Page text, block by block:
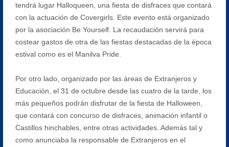
tendrá lugar Halloqueen, una fiesta de disfraces que contará
con la actuación de Covergirls. Este evento está organizado
por la asociación Be Yourself. La recaudación servirá para
costear gastos de otra de las fiestas destacadas de la época
estival como es el Manilva Pride.
Por otro lado, organizado por las áreas de Extranjeros y
Educación, el 31 de octubre desde las cuatro de la tarde, los
más pequeños podrán disfrutar de la fiesta de Halloween,
que contará con concurso de disfraces, animación infantil o
Castillos hinchables, entre otras actividades. Además tal y
como anunciaba la responsable de Extranjeros en el